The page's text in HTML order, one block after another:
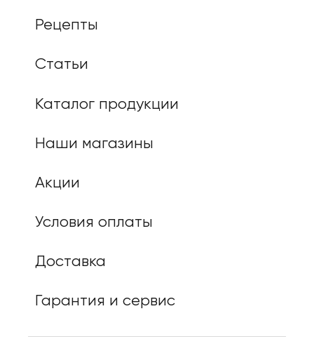
Рецепты
Статьи
Каталог продукции
Наши магазины
Акции
Условия оплаты
Доставка
Гарантия и сервис